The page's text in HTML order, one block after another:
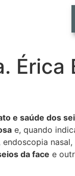
Érica
e saúde dos
e, quando
da face e